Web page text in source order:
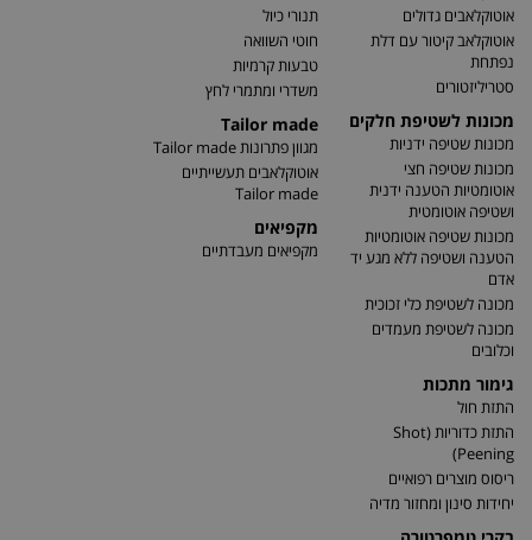
אוטוקלאבים גדולים
אוטוקלאב קיטור עם דלת
נפתחת
סטריליזטורים
מכונות לשטיפת חלקים
מכונות שטיפה ידניות
מכונות שטיפה חצי
אוטומטיות הטענה ידנית
ושטיפה אוטומטית
מכונות שטיפה אוטומטיות
הטענה ושטיפה ללא מגע יד
אדם
מכונה לשטיפת כלי זכוכית
מכונה לשטיפת מעמדים
וכלובים
גימור מתכות
התזת חול
התזת כדוריות (Shot
Peening)
ריסוס מוצרים רפואיים
יחידות סינון ומחזור מדיה
תנורי כיול
חוטי השוואה
טבעות קרמיות
משדרי ומתמרי לחץ
Tailor made
מגוון פתרונות Tailor made
אוטוקלאבים תעשייתיים
Tailor made
מקפיאים
מקפיאים מעבדתיים